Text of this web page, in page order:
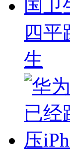
四
生